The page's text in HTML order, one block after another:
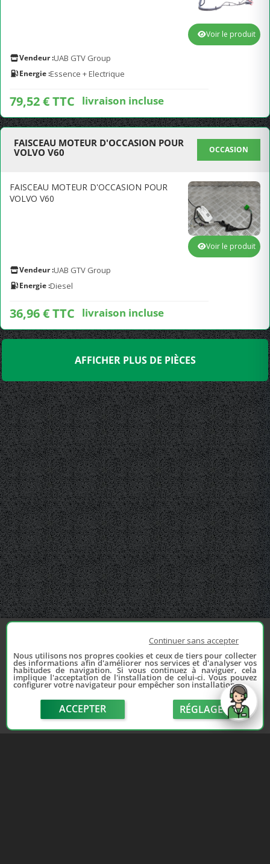
Vendeur :UAB GTV Group
Energie :Essence + Electrique
79,52 € TTC livraison incluse
Voir le produit
FAISCEAU MOTEUR D'OCCASION POUR
VOLVO V60
OCCASION
FAISCEAU MOTEUR D'OCCASION POUR
VOLVO V60
Vendeur :UAB GTV Group
Energie :Diesel
36,96 € TTC livraison incluse
Voir le produit
AFFICHER PLUS DE PIÈCES
Continuer sans accepter
Nous utilisons nos propres cookies et ceux de tiers pour collecter
des informations afin d'améliorer nos services et d'analyser vos
habitudes de navigation. Si vous continuez à naviguer, cela
implique l'acceptation de l'installation de celui-ci. Vous pouvez
configurer votre navigateur pour empêcher son installation.
ACCEPTER RÉGLAGE